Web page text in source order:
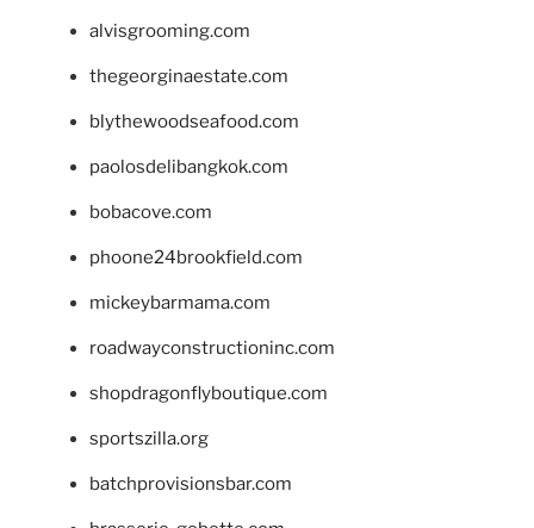
alvisgrooming.com
thegeorginaestate.com
blythewoodseafood.com
paolosdelibangkok.com
bobacove.com
phoone24brookfield.com
mickeybarmama.com
roadwayconstructioninc.com
shopdragonflyboutique.com
sportszilla.org
batchprovisionsbar.com